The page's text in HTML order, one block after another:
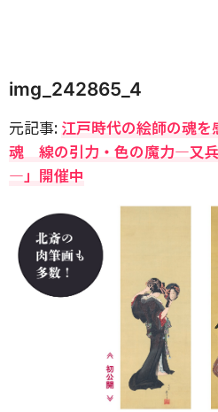
img_242865_4
元記事: 江戸時代の絵師の魂
魂 線の引力・色の魔力―又
―」開催中